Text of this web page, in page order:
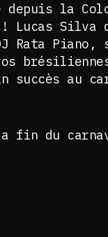
la
! Lucas Silva
Rata Piano,
succès au
fin du